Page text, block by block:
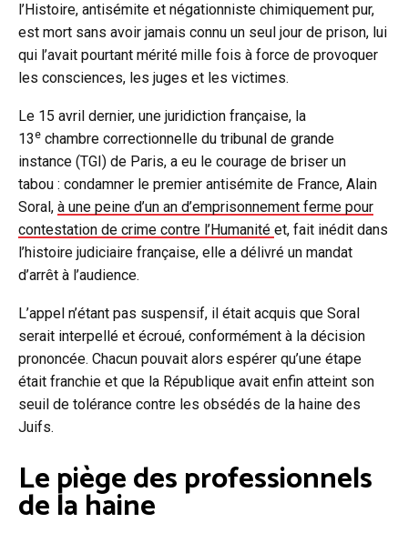
l’Histoire, antisémite et négationniste chimiquement pur,
est mort sans avoir jamais connu un seul jour de prison, lui
qui l’avait pourtant mérité mille fois à force de provoquer
les consciences, les juges et les victimes.
Le 15 avril dernier, une juridiction française, la
13e chambre correctionnelle du tribunal de grande
instance (TGI) de Paris, a eu le courage de briser un
tabou : condamner le premier antisémite de France, Alain
Soral, à une peine d’un an d’emprisonnement ferme pour
contestation de crime contre l’Humanité et, fait inédit dans
l’histoire judiciaire française, elle a délivré un mandat
d’arrêt à l’audience.
L’appel n’étant pas suspensif, il était acquis que Soral
serait interpellé et écroué, conformément à la décision
prononcée. Chacun pouvait alors espérer qu’une étape
était franchie et que la République avait enfin atteint son
seuil de tolérance contre les obsédés de la haine des
Juifs.
Le piège des professionnels
de la haine